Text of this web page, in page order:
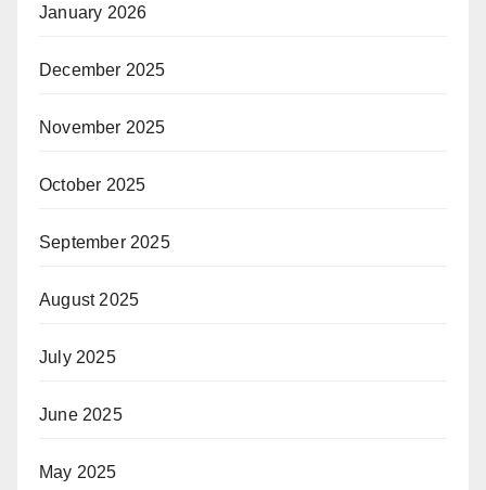
January 2026
December 2025
November 2025
October 2025
September 2025
August 2025
July 2025
June 2025
May 2025